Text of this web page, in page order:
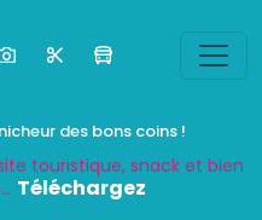
des bons coins !
touristique, snack et bien
Téléchargez